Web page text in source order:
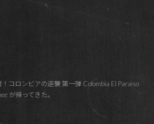
コロンビアの逆襲 第一弾 Colombia El Paraiso
が帰ってきた。